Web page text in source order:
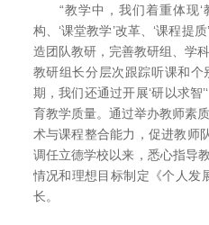
“教学中，我们着重体现‘教
构、‘课堂教学’改革、‘课程提
造团队教研，完善教研组、学
教研组长分层次跟踪听课和
期，我们还通过开展‘研以求智
育教学质量。通过举办教师素
术与课程整合能力，促进教师
调任立德学校以来，悉心指导
情况和理想目标制定《个人发
长。